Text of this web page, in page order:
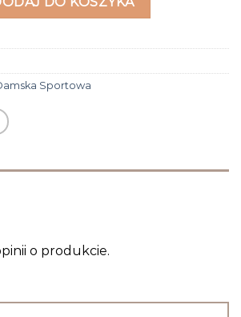
Sportowa
o produkcie.